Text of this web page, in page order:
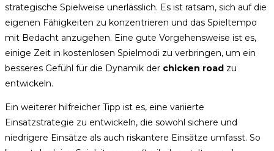
strategische Spielweise unerlässlich. Es ist ratsam, sich auf die
eigenen Fähigkeiten zu konzentrieren und das Spieltempo
mit Bedacht anzugehen. Eine gute Vorgehensweise ist es,
einige Zeit in kostenlosen Spielmodi zu verbringen, um ein
besseres Gefühl für die Dynamik der chicken road zu
entwickeln.
Ein weiterer hilfreicher Tipp ist es, eine variierte
Einsatzstrategie zu entwickeln, die sowohl sichere und
niedrigere Einsätze als auch riskantere Einsätze umfasst. So